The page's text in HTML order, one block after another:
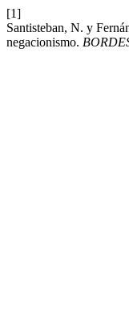
[1]
Santisteban, N. y
negacionismo.